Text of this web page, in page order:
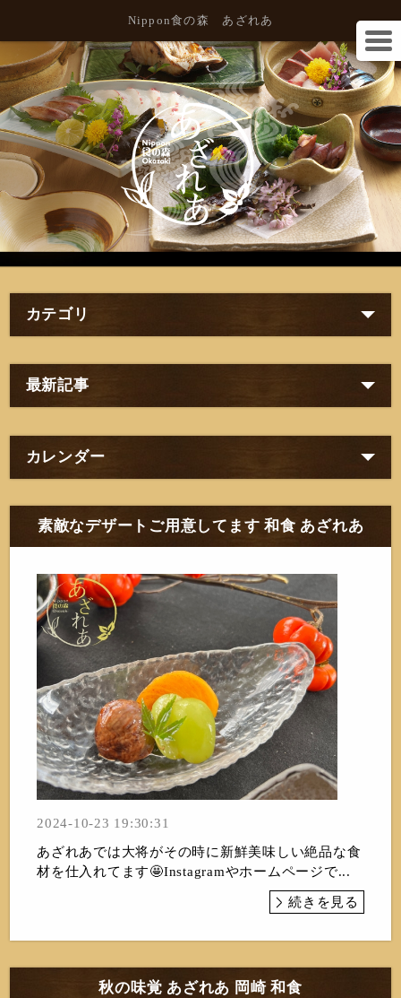
Nippon食の森 あざれあ
カテゴリ
最新記事
カレンダー
素敵なデザートご用意してます 和食 あざれあ
2024-10-23 19:30:31
あざれあでは大将がその時に新鮮美味しい絶品な食
材を仕入れてます🤩Instagramやホームページで...
続きを見る
秋の味覚 あざれあ 岡崎 和食